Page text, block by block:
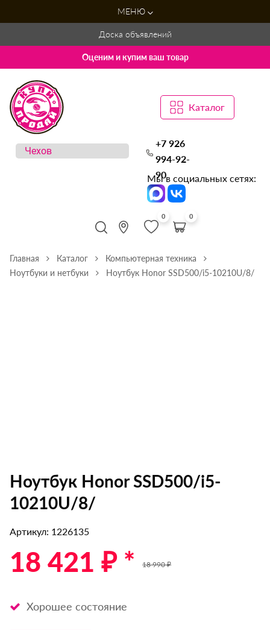
МЕНЮ
Доска объявлений
Оценим и купим ваш товар
Каталог
+7 926
994-92-
90
Мы в социальных сетях:
0 0
Главная Каталог
Компьютерная техника
Ноутбуки и нетбуки
Ноутбук Honor SSD500/i5-10210U/8/
Ноутбук Honor SSD500/i5-
10210U/8/
Артикул: 1226135
18 421 ₽ * 18 990 ₽
Хорошее состояние